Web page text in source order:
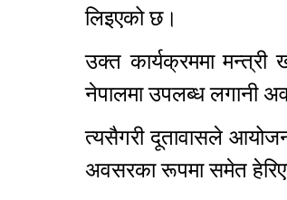
लिइएको छ।
उक्त कार्यक्रममा मन्त्री
नेपालमा उपलब्ध लगानी
त्यसैगरी दूतावासले
अवसरका रूपमा समेत